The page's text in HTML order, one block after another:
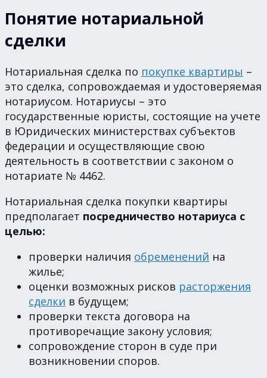
Понятие нотариальной
сделки
Нотариальная сделка по покупке квартиры –
это сделка, сопровождаемая и удостоверяемая
нотариусом. Нотариусы – это
государственные юристы, состоящие на учете
в Юридических министерствах субъектов
федерации и осуществляющие свою
деятельность в соответствии с законом о
нотариате № 4462.
Нотариальная сделка покупки квартиры
предполагает посредничество нотариуса с
целью:
проверки наличия обременений на
жилье;
оценки возможных рисков расторжения
сделки в будущем;
проверки текста договора на
противоречащие закону условия;
сопровождение сторон в суде при
возникновении споров.